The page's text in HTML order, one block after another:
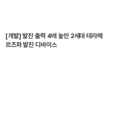
[개발] 발진 출력 4배 높인 2세대 테라헤
르츠파 발진 디바이스